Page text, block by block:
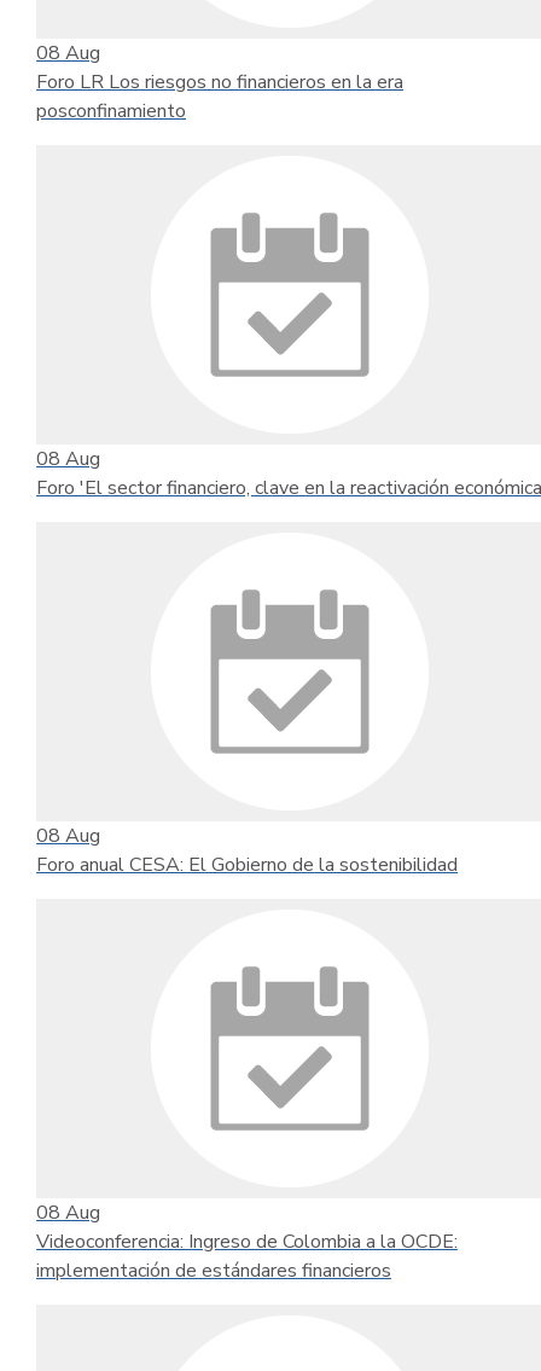
08 Aug
Foro LR Los riesgos no financieros en la era
posconfinamiento
08 Aug
Foro 'El sector financiero, clave en la reactivación
08 Aug
Foro anual CESA: El Gobierno de la sostenibilidad
08 Aug
Videoconferencia: Ingreso de Colombia a la OCDE:
implementación de estándares financieros